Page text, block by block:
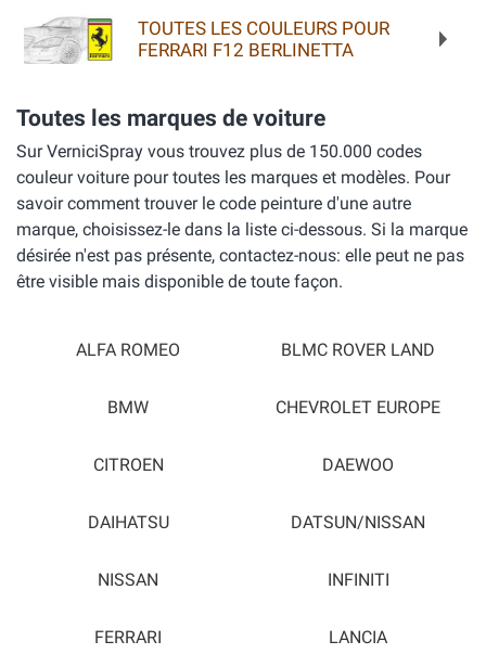
TOUTES LES COULEURS POUR
FERRARI F12 BERLINETTA
Toutes les marques de voiture
Sur VerniciSpray vous trouvez plus de 150.000 codes
couleur voiture pour toutes les marques et modèles. Pour
savoir comment trouver le code peinture d'une autre
marque, choisissez-le dans la liste ci-dessous. Si la marque
désirée n'est pas présente, contactez-nous: elle peut ne pas
être visible mais disponible de toute façon.
ALFA ROMEO BLMC ROVER LAND
BMW CHEVROLET EUROPE
CITROEN DAEWOO
DAIHATSU DATSUN/NISSAN
NISSAN INFINITI
FERRARI LANCIA